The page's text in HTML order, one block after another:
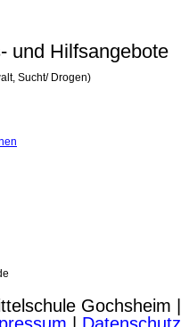
und Hilfsangebote
Sucht/ Drogen)
Gochsheim |